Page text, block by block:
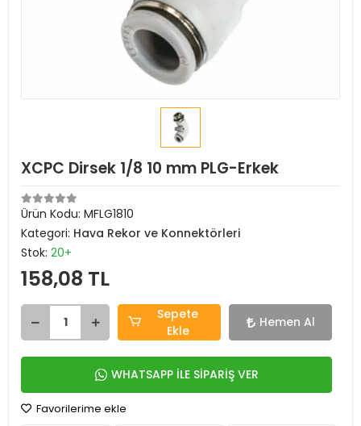
XCPC Dirsek 1/8 10 mm PLG-Erkek
Ürün Kodu: MFLG1810
Kategori: Hava Rekor ve Konnektörleri
Stok: 20+
158,08 TL
Sepete
Ekle
Hemen Al
WHATSAPP İLE SİPARİŞ VER
Favorilerime ekle